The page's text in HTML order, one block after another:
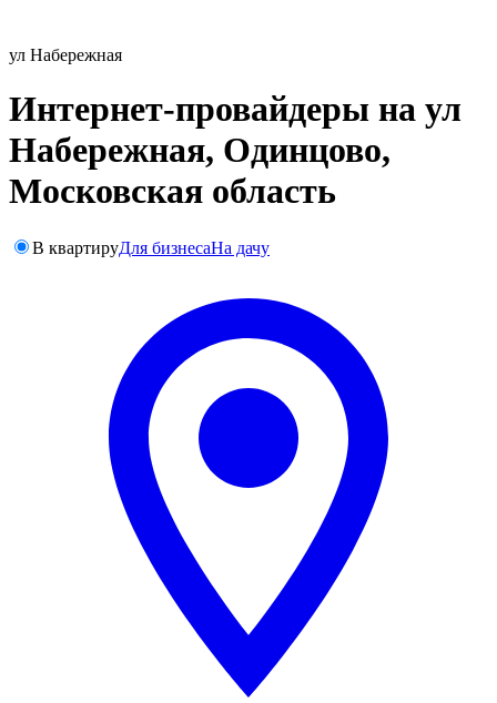
ул Набережная
Интернет-провайдеры на ул
Набережная, Одинцово,
Московская область
В квартируДля бизнесаНа дачу